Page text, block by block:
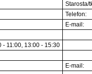
Starosta/
Telefon:
E-mail:
- 11:00, 13:00 - 15:30
E-mail: